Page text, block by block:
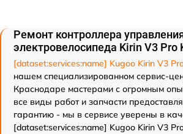
Ремонт контроллера
электровелосипеда Kirin V3 Pro
[dataset:services:name] Kugoo Kirin V3
нашем специализированном сервис-
Краснодаре мастерами с огромным
все виды работ и запчасти
гарантию - мы в сервисе уверены в
[dataset:services:name] Kugoo Kirin V3